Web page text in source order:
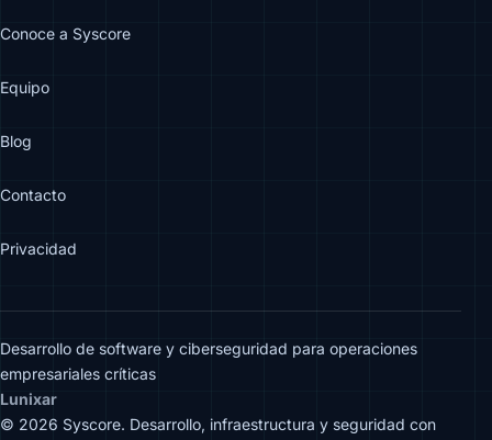
Conoce a Syscore
Equipo
Blog
Contacto
Privacidad
Desarrollo de software y ciberseguridad para operaciones
empresariales críticas
Lunixar
© 2026 Syscore. Desarrollo, infraestructura y seguridad con